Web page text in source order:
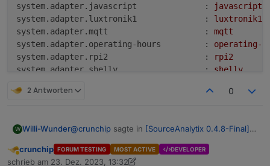
system.adapter.javascript              :
javascript
system.adapter.luxtronik1              :
luxtronik1
system.adapter.mqtt                    :
mqtt
system.adapter.operating-hours         :
operating-
system.adapter.rpi2                    :
rpi2
system.adapter.shelly                  :
shelly
system.adapter.socketio                :
socketio
system.adapter.telegram                : telegram
system.adapter.telegram-menu           :
system.adapter.text2command            :
2 Antworten 0
W Willi-Wunder@crunchip sagte in [SourceAnalytix 0.4.8-Final]
iob list adapters
Abwesend
crunchip FORUM TESTING MOST ACTIVE DEVELOPER
schrieb am 23. Dez. 2023, 13:32